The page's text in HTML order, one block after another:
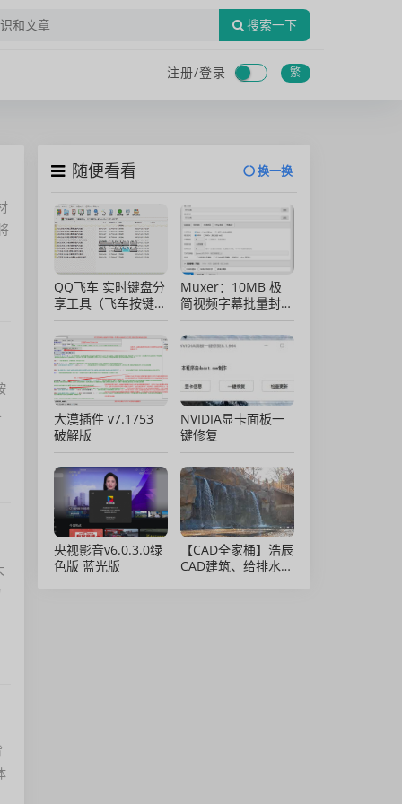
搜索一下
注册/登录 繁
随便看看 换一换
QQ飞车 实时键盘分
享工具（飞车按键显
示）直播专用版
Muxer：10MB 极
简视频字幕批量封装
工具 (单文件/绿色
版)
大漠插件 v7.1753
破解版
NVIDIA显卡面板一
键修复
央视影音v6.0.3.0绿
色版 蓝光版
【CAD全家桶】浩辰
CAD建筑、给排水、